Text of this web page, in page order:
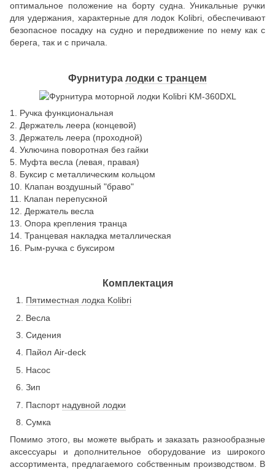
оптимальное положение на борту судна. Уникальные ручки
для удержания, характерные для лодок Kolibri, обеспечивают
безопасное посадку на судно и передвижение по нему как с
берега, так и с причала.
Фурнитура лодки с транцем
1. Ручка функциональная
2. Держатель леера (концевой)
3. Держатель леера (проходной)
4. Уключина поворотная без гайки
5. Муфта весла (левая, правая)
8. Буксир с металлическим кольцом
10. Клапан воздушный "браво"
11. Клапан перепускной
12. Держатель весла
13. Опора крепления транца
14. Транцевая накладка металлическая
16. Рым-ручка с буксиром
Комплектация
Пятиместная лодка Kolibri
Весла
Сидения
Пайол Air-deck
Насос
Зип
Паспорт надувной лодки
Сумка
Помимо этого, вы можете выбрать и заказать разнообразные
аксессуары и дополнительное оборудование из широкого
ассортимента, предлагаемого собственным производством. В